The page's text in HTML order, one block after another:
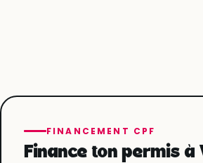
FINANCEMENT CPF
Finance ton permis à